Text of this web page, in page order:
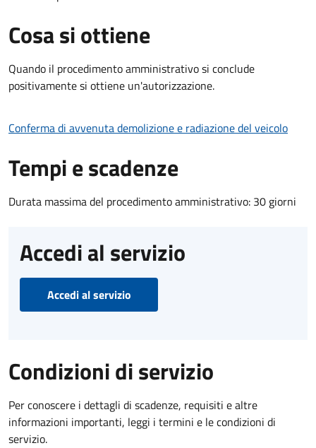
Cosa si ottiene
Quando il procedimento amministrativo si conclude
positivamente si ottiene un'autorizzazione.
Conferma di avvenuta demolizione e radiazione del veicolo
Tempi e scadenze
Durata massima del procedimento amministrativo: 30 giorni
Accedi al servizio
Accedi al servizio
Condizioni di servizio
Per conoscere i dettagli di scadenze, requisiti e altre
informazioni importanti, leggi i termini e le condizioni di
servizio.